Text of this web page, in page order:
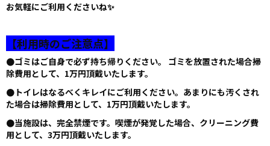
お気軽にご利用くださいね✨
【利用時のご注意点】
●ゴミはご自身で必ず持ち帰りください。 ゴミを放置された場合掃
除費用として、1万円頂戴いたします。
●トイレはなるべくキレイにご利用ください。あまりにも汚くされ
た場合は掃除費用として、1万円頂戴いたします。
●当施設は、完全禁煙です。喫煙が発覚した場合、クリーニング費
用として、3万円頂戴いたします。